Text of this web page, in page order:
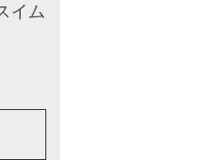
イム